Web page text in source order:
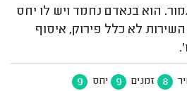
הוא בנאדם נחמד ויש לו יחס
לא כלל פירוק, איסוף
8 זמנים 9 יחס 9